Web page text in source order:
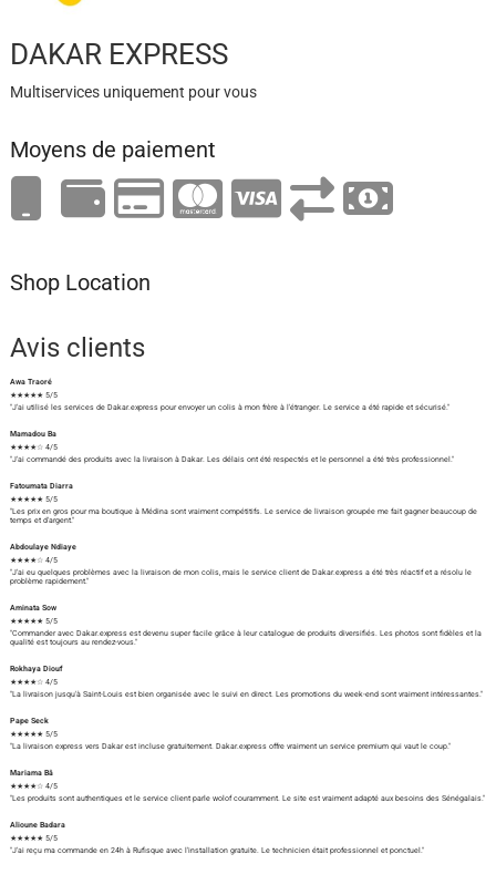
DAKAR EXPRESS
Multiservices uniquement pour vous
Moyens de paiement
Shop Location
Avis clients
Awa Traoré
★★★★★ 5/5
"J'ai utilisé les services de Dakar.express pour envoyer un colis à mon frère à l'étranger. Le service a été rapide et sécurisé."
Mamadou Ba
★★★★☆ 4/5
"J'ai commandé des produits avec la livraison à Dakar. Les délais ont été respectés et le personnel a été très professionnel."
Fatoumata Diarra
★★★★★ 5/5
"Les prix en gros pour ma boutique à Médina sont vraiment compétitifs. Le service de livraison groupée me fait gagner beaucoup de
temps et d'argent."
Abdoulaye Ndiaye
★★★★☆ 4/5
"J'ai eu quelques problèmes avec la livraison de mon colis, mais le service client de Dakar.express a été très réactif et a résolu le
problème rapidement."
Aminata Sow
★★★★★ 5/5
"Commander avec Dakar.express est devenu super facile grâce à leur catalogue de produits diversifiés. Les photos sont fidèles et la
qualité est toujours au rendez-vous."
Rokhaya Diouf
★★★★☆ 4/5
"La livraison jusqu'à Saint-Louis est bien organisée avec le suivi en direct. Les promotions du week-end sont vraiment intéressantes."
Pape Seck
★★★★★ 5/5
"La livraison express vers Dakar est incluse gratuitement. Dakar.express offre vraiment un service premium qui vaut le coup."
Mariama Bâ
★★★★☆ 4/5
"Les produits sont authentiques et le service client parle wolof couramment. Le site est vraiment adapté aux besoins des Sénégalais."
Alioune Badara
★★★★★ 5/5
"J'ai reçu ma commande en 24h à Rufisque avec l'installation gratuite. Le technicien était professionnel et ponctuel."